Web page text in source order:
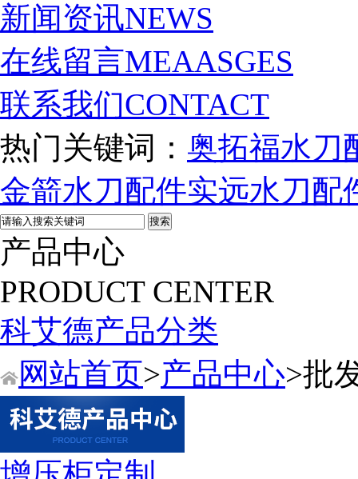
新闻资讯NEWS
在线留言MEAASGES
联系我们CONTACT
热门关键词： 奥拓福水刀
金箭水刀配件实远水刀配
产品中心
PRODUCT CENTER
科艾德产品分类
网站首页>产品中心>批